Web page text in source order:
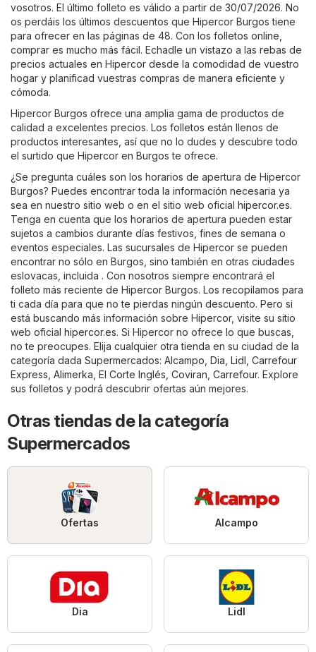
vosotros. El último folleto es válido a partir de 30/07/2026. No
os perdáis los últimos descuentos que Hipercor Burgos tiene
para ofrecer en las páginas de 48. Con los folletos online,
comprar es mucho más fácil. Echadle un vistazo a las rebas de
precios actuales en Hipercor desde la comodidad de vuestro
hogar y planificad vuestras compras de manera eficiente y
cómoda.
Hipercor Burgos ofrece una amplia gama de productos de
calidad a excelentes precios. Los folletos están llenos de
productos interesantes, así que no lo dudes y descubre todo
el surtido que Hipercor en Burgos te ofrece.
¿Se pregunta cuáles son los horarios de apertura de Hipercor
Burgos? Puedes encontrar toda la información necesaria ya
sea en nuestro sitio web o en el sitio web oficial hipercor.es.
Tenga en cuenta que los horarios de apertura pueden estar
sujetos a cambios durante días festivos, fines de semana o
eventos especiales. Las sucursales de Hipercor se pueden
encontrar no sólo en Burgos, sino también en otras ciudades
eslovacas, incluida . Con nosotros siempre encontrará el
folleto más reciente de Hipercor Burgos. Los recopilamos para
ti cada día para que no te pierdas ningún descuento. Pero si
está buscando más información sobre Hipercor, visite su sitio
web oficial hipercor.es. Si Hipercor no ofrece lo que buscas,
no te preocupes. Elija cualquier otra tienda en su ciudad de la
categoría dada Supermercados: Alcampo Dia Lidl Carrefour
Express Alimerka El Corte Inglés Coviran Carrefour. Explore
sus folletos y podrá descubrir ofertas aún mejores.
Otras tiendas de la categoría
Supermercados
Ofertas Alcampo
Dia Lidl